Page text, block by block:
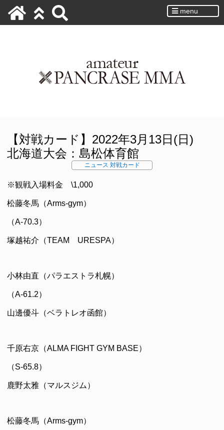
menu
【対戦カード】2022年3月13日(日)
北海道大会：島松体育館
ニュース 対戦カード
※観戦入場料金 \1,000
松藤冬馬（Arms-gym）
（A-70.3）
塚越祐介（TEAM URESPA）
小林由直（パラエストラ札幌）
（A-61.2）
山邊優斗（ベラトレオ函館）
千原右京（ALMA FIGHT GYM BASE）
（S-65.8）
鹿野太雅（マルスジム）
松藤冬馬（Arms-gym）